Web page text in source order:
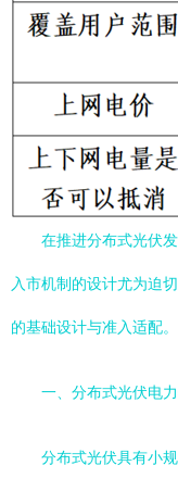
在推进分布式光伏
入市机制的设计尤为迫
的基础设计与准入适配。
一、分布式光伏电
分布式光伏具有小